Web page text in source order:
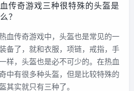
传奇游戏三种很特殊的头盔是
？
血传奇游戏中，头盔也是常见的一
备了，就和衣服，项链，戒指，手
样，头盔也是必不可少的。在热血
中有很多种头盔，但是比较特殊的
其实就只有三种了。